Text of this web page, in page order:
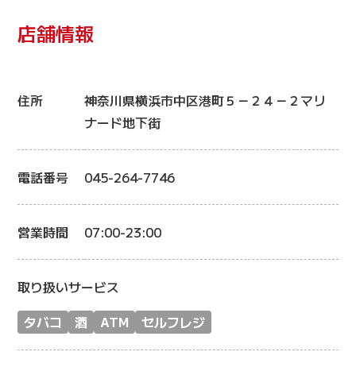
店舗情報
住所
神奈川県横浜市中区港町５－２４－２マリ
ナード地下街
電話番号 045-264-7746
営業時間 07:00-23:00
取り扱いサービス
タバコ
酒 ATM セルフレジ